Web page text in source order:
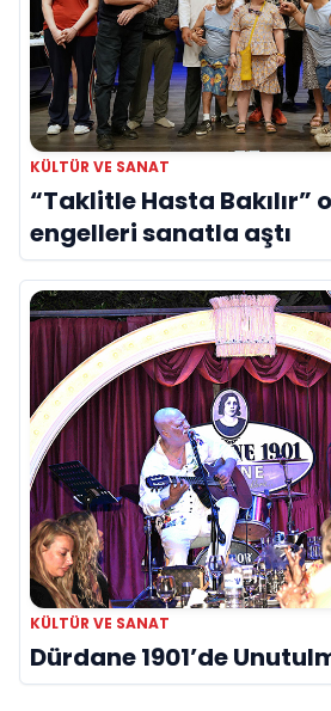
KÜLTÜR VE SANAT
“Taklitle Hasta Bakılır”
engelleri sanatla aştı
KÜLTÜR VE SANAT
Dürdane 1901’de